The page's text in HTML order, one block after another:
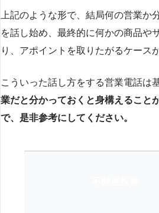
上記のような形で、結局何の営業か
を話し始め、最終的に何かの商品や
り、アポイントを取りたがるケース
こういった話し方をする営業電話は
業だと分かっておくと身構えること
で、是非参考にしてください。